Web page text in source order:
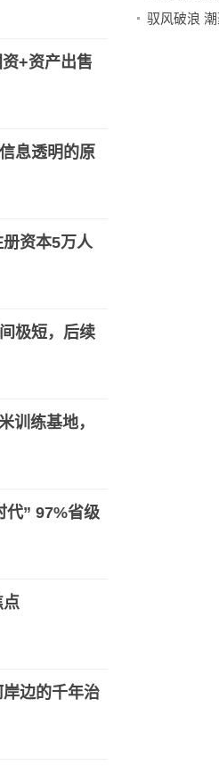
+资产出售
息透明的原
资本5万人
极短，后续
训练基地，
代” 97%省级
点
边的千年治